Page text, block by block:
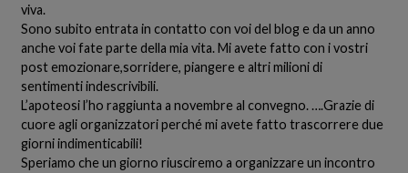
viva.
Sono subito entrata in contatto con voi del blog e da un anno
anche voi fate parte della mia vita. Mi avete fatto con i vostri
post emozionare,sorridere, piangere e altri milioni di
sentimenti indescrivibili.
L’apoteosi l’ho raggiunta a novembre al convegno. ….Grazie di
cuore agli organizzatori perché mi avete fatto trascorrere due
giorni indimenticabili!
Speriamo che un giorno riusciremo a organizzare un incontro